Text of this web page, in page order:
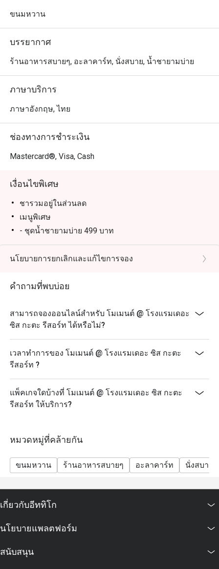
Illy นอกจากนี้ทางร้านยังนำเสนอเบเกอรี่โฮมเมดแสนอร่อย
ขนมหวาน
บรรยากาศ
ร้านอาหารสบายๆ, อะลาคาร์ท, นั่งสบาย, น้ำชายามบ่าย
ภาษาบริการ
ภาษาอังกฤษ, ไทย
ช่องทางการชำระเงิน
Mastercard®, Visa, Cash
เงื่อนไขพิเศษ
ชารวมอยู่ในส่วนลด
เมนูพิเศษ
- ชุดน้ำชายามบ่าย 499 บาท
- ชาดอกไม้พรีเมี่ยม 300 บาท
- ซัมเมอร์ดีไลท์ 250 บาท
- ชาธรรมชาติ 250 บาท
บริการ
นโยบายการยกเลิกและแก้ไขการจอง
คำถามที่พบบ่อย
สามารถจองออนไลน์สำหรับ โมเมนต์ @ โรงแรมเดอะ
ซิส กะตะ รีสอร์ท ได้หรือไม่?
เวลาทำการของ โมเมนต์ @ โรงแรมเดอะ ซิส กะตะ
รีสอร์ท ?
แพ็คเกจใดบ้างที่ โมเมนต์ @ โรงแรมเดอะ ซิส กะตะ
รีสอร์ท ให้บริการ?
หมวดหมู่ที่คล้ายกัน
ขนมหวาน ร้านอาหารสบายๆ อะลาคาร์ท นั่งสบาย
เกี่ยวกับอีททิโก
นโยบายแพลตฟอร์ม
สนับสนุน